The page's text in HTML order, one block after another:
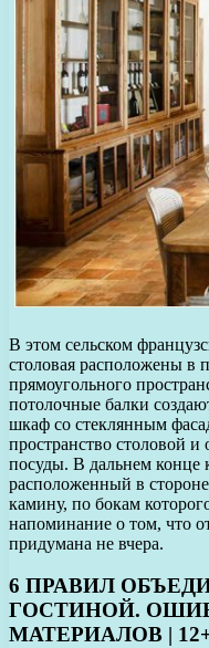
В этом сельском
столовая расположены в
прямоугольного
потолочные балки
шкаф со стеклянным
пространство столовой и
посуды. В дальнем конце
расположенный в
камину, по бокам
напоминание о том, что
придумана не вчера.
6 ПРАВИЛ
ГОСТИНОЙ.
МАТЕРИАЛОВ |